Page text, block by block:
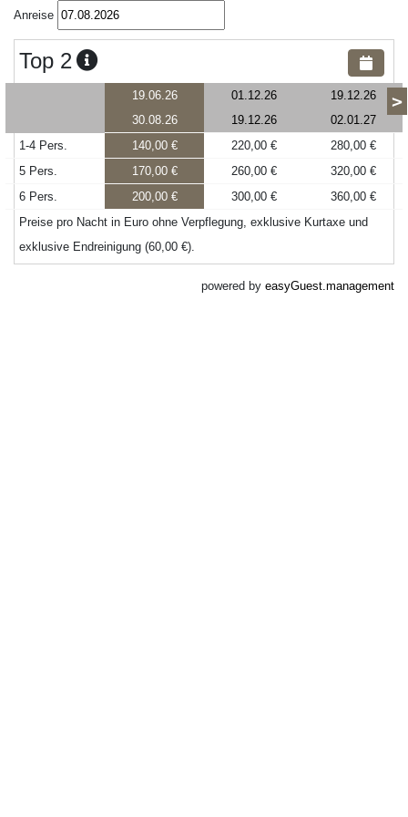
Anreise
Top 2
>
19.06.26
30.08.26
01.12.26
19.12.26
19.12.26
02.01.27
1-4 Pers.
140,00 € 220,00 €
280,00 €
5 Pers.
170,00 € 260,00 €
320,00 €
6 Pers.
200,00 € 300,00 €
360,00 €
Preise pro Nacht in Euro ohne Verpflegung, exklusive Kurtaxe und
exklusive Endreinigung (60,00 €).
powered by easyGuest.management